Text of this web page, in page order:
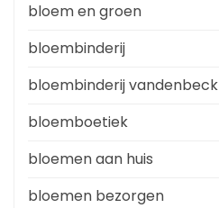
bloem en groen
bloembinderij
bloembinderij vandenbeck
bloemboetiek
bloemen aan huis
bloemen bezorgen